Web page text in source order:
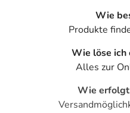
Wie
Produkte
Wie löse ich
Alles zur
Wie erfolgt